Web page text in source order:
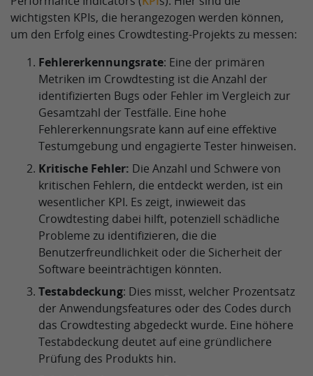
wichtigsten KPIs, die herangezogen werden können,
um den Erfolg eines Crowdtesting-Projekts zu messen:
Fehlererkennungsrate: Eine der primären
Metriken im Crowdtesting ist die Anzahl der
identifizierten Bugs oder Fehler im Vergleich zur
Gesamtzahl der Testfälle. Eine hohe
Fehlererkennungsrate kann auf eine effektive
Testumgebung und engagierte Tester hinweisen.
Kritische Fehler: Die Anzahl und Schwere von
kritischen Fehlern, die entdeckt werden, ist ein
wesentlicher KPI. Es zeigt, inwieweit das
Crowdtesting dabei hilft, potenziell schädliche
Probleme zu identifizieren, die die
Benutzerfreundlichkeit oder die Sicherheit der
Software beeinträchtigen könnten.
Testabdeckung: Dies misst, welcher Prozentsatz
der Anwendungsfeatures oder des Codes durch
das Crowdtesting abgedeckt wurde. Eine höhere
Testabdeckung deutet auf eine gründlichere
Prüfung des Produkts hin.